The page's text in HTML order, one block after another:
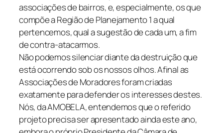
associações de bairros, e, especialmente, os que
compõe a Região de Planejamento 1 a qual
pertencemos, qual a sugestão de cada um, a fim
de contra-atacarmos.
Não podemos silenciar diante da destruição que
está ocorrendo sob os nossos olhos. Afinal as
Associações de Moradores foram criadas
exatamente para defender os interesses destes.
Nós, da AMOBELA, entendemos que o referido
projeto precisa ser apresentado ainda este ano,